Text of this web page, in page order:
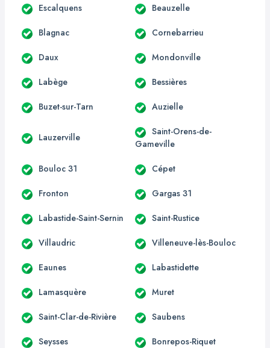
Escalquens Beauzelle
Blagnac Cornebarrieu
Daux Mondonville
Labège Bessières
Buzet-sur-Tarn Auzielle
Lauzerville
Saint-Orens-de-
Gameville
Bouloc 31 Cépet
Fronton Gargas 31
Labastide-Saint-Sernin Saint-Rustice
Villaudric Villeneuve-lès-Bouloc
Eaunes Labastidette
Lamasquère Muret
Saint-Clar-de-Rivière Saubens
Seysses Bonrepos-Riquet